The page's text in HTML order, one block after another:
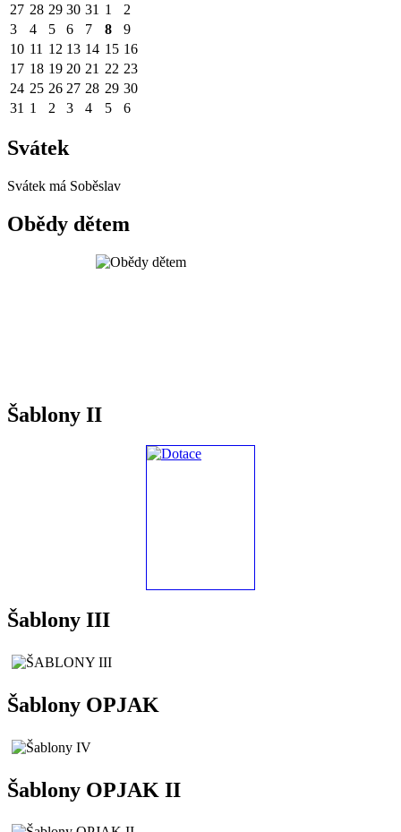
27 28 29 30 31 1
2
3
4 5 6 7 8
9
10 11 12 13 14 15 16
17 18 19 20 21 22 23
24 25 26 27 28 29 30
31 1 2 3 4 5 6
Svátek
Svátek má Soběslav
Obědy dětem
Šablony II
Šablony III
Šablony OPJAK
Šablony OPJAK II